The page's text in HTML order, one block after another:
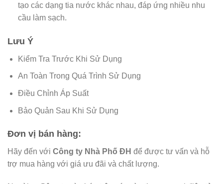
tạo các dạng tia nước khác nhau, đáp ứng nhiều nhu
cầu làm sạch.
Lưu Ý
Kiểm Tra Trước Khi Sử Dụng
An Toàn Trong Quá Trình Sử Dụng
Điều Chỉnh Áp Suất
Bảo Quản Sau Khi Sử Dụng
Đơn vị bán hàng:
Hãy đến với Công ty Nhà Phố ĐH để được tư vấn và hỗ
trợ mua hàng với giá ưu đãi và chất lượng.